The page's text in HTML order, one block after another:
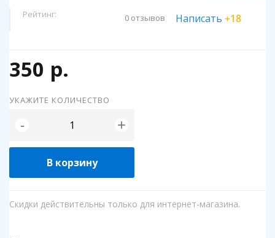
Рейтинг: 0 отзывов Написать +18
350 р.
УКАЖИТЕ КОЛИЧЕСТВО
- +
В корзину
Скидки действительны только для интернет-магазина.